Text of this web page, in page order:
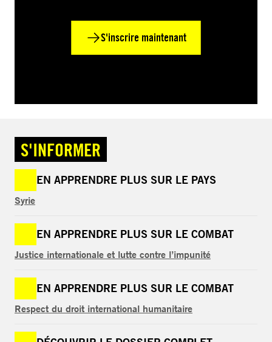
S'inscrire maintenant
S'INFORMER
EN APPRENDRE PLUS SUR LE PAYS
Syrie
EN APPRENDRE PLUS SUR LE COMBAT
Justice internationale et lutte contre l’impunité
EN APPRENDRE PLUS SUR LE COMBAT
Respect du droit international humanitaire